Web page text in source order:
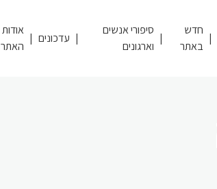
חדש
באתר
סיפורי אנשים
וארגונים
עדכונים
אודות
האתר